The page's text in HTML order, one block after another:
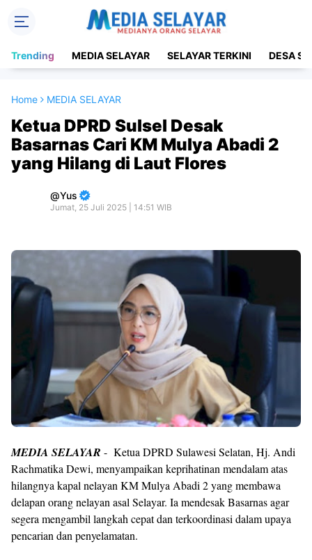
Trending MEDIA SELAYAR SELAYAR TERKINI DESA
Home MEDIA SELAYAR
Ketua DPRD Sulsel Desak
Basarnas Cari KM Mulya Abadi 2
yang Hilang di Laut Flores
Yus
Jumat, 25 Juli 2025 | 14:51 WIB
MEDIA SELAYAR - Ketua DPRD Sulawesi Selatan, Hj. Andi
Rachmatika Dewi, menyampaikan keprihatinan mendalam atas
hilangnya kapal nelayan KM Mulya Abadi 2 yang membawa
delapan orang nelayan asal Selayar. Ia mendesak Basarnas agar
segera mengambil langkah cepat dan terkoordinasi dalam upaya
pencarian dan penyelamatan.